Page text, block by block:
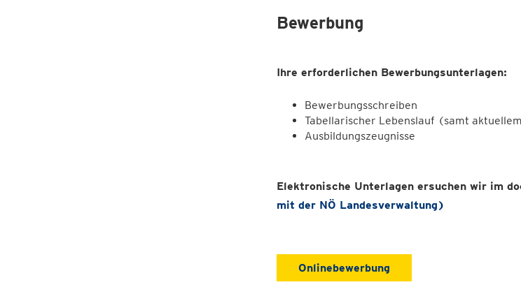
Bewerbung
Ihre erforderlichen Bewerbungsunterlagen:
Bewerbungsschreiben
Tabellarischer Lebenslauf (samt
Ausbildungszeugnisse
Elektronische Unterlagen ersuchen wir im
mit der NÖ Landesverwaltung)
Onlinebewerbung